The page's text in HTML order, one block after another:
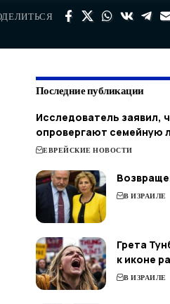
Последние публикации
Исследователь заявил,
опровергают семейную
ЕВРЕЙСКИЕ НОВОСТИ
В ИЗРАИЛЕ
Грета
к иконе
В ИЗРАИЛЕ